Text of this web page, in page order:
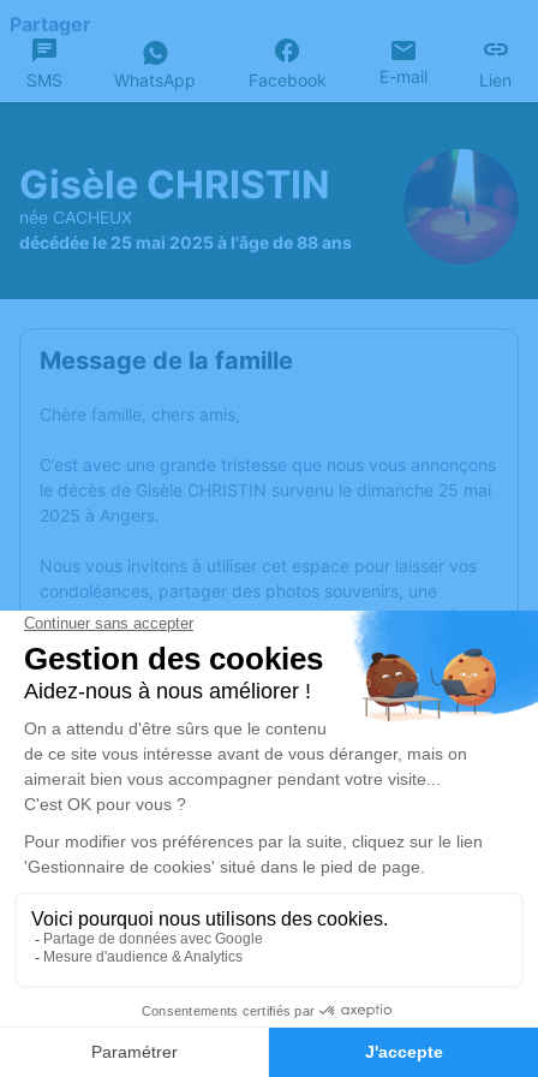
Faire-part Hommages
Partager
SMS WhatsApp Facebook E-mail Lien
Gisèle CHRISTIN
née CACHEUX
décédée le 25 mai 2025 à l'âge de 88 ans
Message de la famille
Chère famille, chers amis,
C’est avec une grande tristesse que nous vous annonçons
le décès de Gisèle CHRISTIN survenu le dimanche 25 mai
2025 à Angers.
Nous vous invitons à utiliser cet espace pour laisser vos
condoléances, partager des photos souvenirs, une
anecdote ou exprimer vos pensées à travers des poèmes
ou des textes. Cet endroit est un lieu d'expression dédié à
honorer la mémoire de Gisèle CHRISTIN.
Un service de plantation d’arbre hommage estdisponible
lundi 02 juin 2025 à 15h30
Crématorium de Corné de Corné Loire-
Authion
49630 Corné Loire-Authion